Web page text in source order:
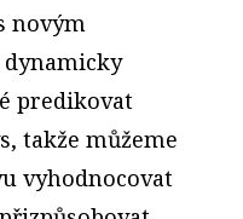
novým
predikovat
takže můžeme
vyhodnocovat